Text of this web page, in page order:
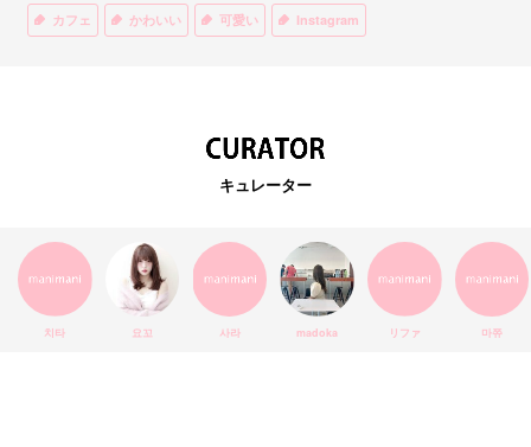
キュレーター
치타 요꼬 사라 madoka リファ 마쮸
カフェ かわいい 可愛い Instagram
ダイエット stylekorean
韓国グルメ スタイルコリアン
インスタグラム SEVENTEEN セルカ おしゃれ
エチュードハウス 防弾少年団 アプリ 韓国料理
コラボ YouTube 少女時代 SNS映え アイシャドウ